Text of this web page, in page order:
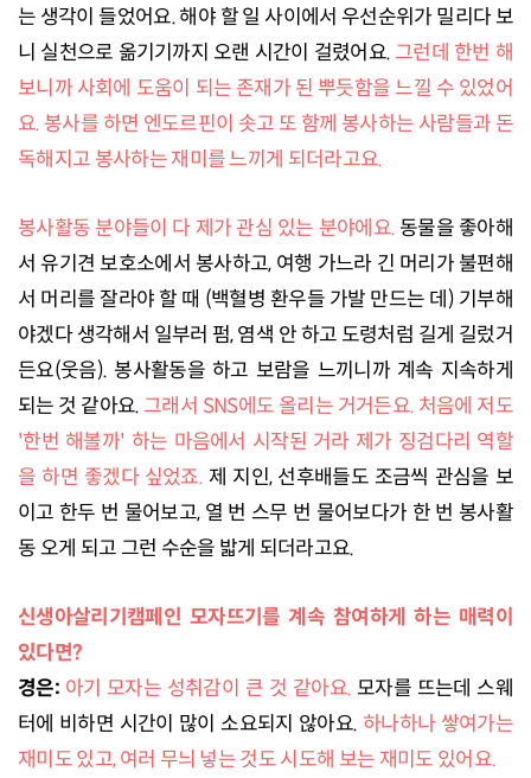
는 생각이 들었어요. 해야 할 일 사이에서 우선순위가 밀리다 보
니 실천으로 옮기기까지 오랜 시간이 걸렸어요. 그런데 한번 해
보니까 사회에 도움이 되는 존재가 된 뿌듯함을 느낄 수 있었어
요. 봉사를 하면 엔도르핀이 솟고 또 함께 봉사하는 사람들과 돈
독해지고 봉사하는 재미를 느끼게 되더라고요.
봉사활동 분야들이 다 제가 관심 있는 분야에요. 동물을 좋아해
서 유기견 보호소에서 봉사하고, 여행 가느라 긴 머리가 불편해
서 머리를 잘라야 할 때 (백혈병 환우들 가발 만드는 데) 기부해
야겠다 생각해서 일부러 펌, 염색 안 하고 도령처럼 길게 길렀거
든요(웃음). 봉사활동을 하고 보람을 느끼니까 계속 지속하게
되는 것 같아요. 그래서 SNS에도 올리는 거거든요. 처음에 저도
'한번 해볼까' 하는 마음에서 시작된 거라 제가 징검다리 역할
을 하면 좋겠다 싶었죠. 제 지인, 선후배들도 조금씩 관심을 보
이고 한두 번 물어보고, 열 번 스무 번 물어보다가 한 번 봉사활
동 오게 되고 그런 수순을 밟게 되더라고요.
신생아살리기캠페인 모자뜨기를 계속 참여하게 하는 매력이
있다면?
경은: 아기 모자는 성취감이 큰 것 같아요. 모자를 뜨는데 스웨
터에 비하면 시간이 많이 소요되지 않아요. 하나하나 쌓여가는
재미도 있고, 여러 무늬 넣는 것도 시도해 보는 재미도 있어요.